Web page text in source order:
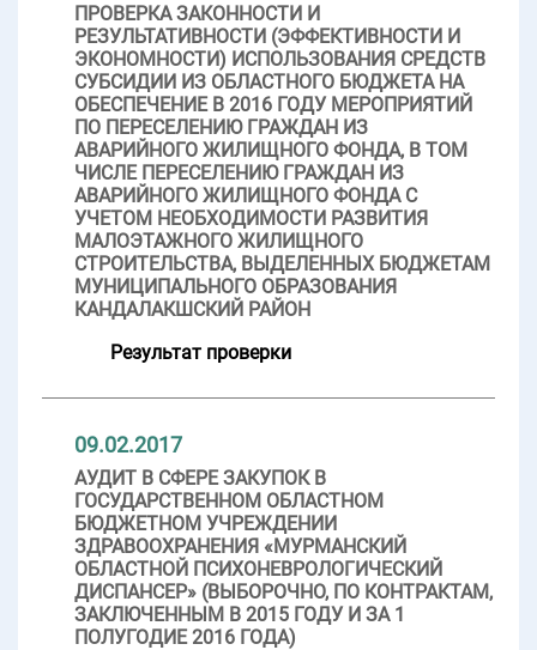
ПРОВЕРКА ЗАКОННОСТИ И
РЕЗУЛЬТАТИВНОСТИ (ЭФФЕКТИВНОСТИ И
ЭКОНОМНОСТИ) ИСПОЛЬЗОВАНИЯ СРЕДСТВ
СУБСИДИИ ИЗ ОБЛАСТНОГО БЮДЖЕТА НА
ОБЕСПЕЧЕНИЕ В 2016 ГОДУ МЕРОПРИЯТИЙ
ПО ПЕРЕСЕЛЕНИЮ ГРАЖДАН ИЗ
АВАРИЙНОГО ЖИЛИЩНОГО ФОНДА, В ТОМ
ЧИСЛЕ ПЕРЕСЕЛЕНИЮ ГРАЖДАН ИЗ
АВАРИЙНОГО ЖИЛИЩНОГО ФОНДА С
УЧЕТОМ НЕОБХОДИМОСТИ РАЗВИТИЯ
МАЛОЭТАЖНОГО ЖИЛИЩНОГО
СТРОИТЕЛЬСТВА, ВЫДЕЛЕННЫХ БЮДЖЕТАМ
МУНИЦИПАЛЬНОГО ОБРАЗОВАНИЯ
КАНДАЛАКШСКИЙ РАЙОН
Результат проверки
09.02.2017
АУДИТ В СФЕРЕ ЗАКУПОК В
ГОСУДАРСТВЕННОМ ОБЛАСТНОМ
БЮДЖЕТНОМ УЧРЕЖДЕНИИ
ЗДРАВООХРАНЕНИЯ «МУРМАНСКИЙ
ОБЛАСТНОЙ ПСИХОНЕВРОЛОГИЧЕСКИЙ
ДИСПАНСЕР» (ВЫБОРОЧНО, ПО КОНТРАКТАМ,
ЗАКЛЮЧЕННЫМ В 2015 ГОДУ И ЗА 1
ПОЛУГОДИЕ 2016 ГОДА)